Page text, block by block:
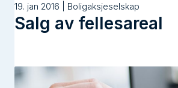
19. jan 2016 | Boligaksjeselskap
Salg av fellesareal